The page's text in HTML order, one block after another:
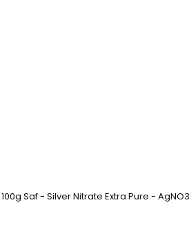
Saf - Silver Nitrate Extra Pure - AgNO3